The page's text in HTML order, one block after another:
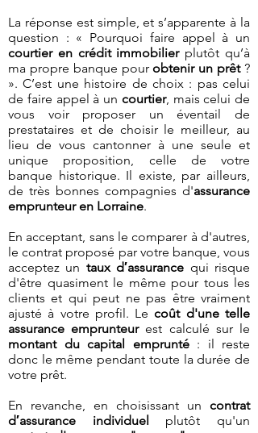
La réponse est simple, et s’apparente à la
question : « Pourquoi faire appel à un
courtier en crédit immobilierplutôt qu’à
ma propre banque pourobtenir un prêt?
». C’est une histoire de choix : pas celui
de faire appel à un courtier, mais celui de
vous voir proposer un éventail de
prestataires et de choisir le meilleur, au
lieu de vous cantonner à une seule et
unique proposition, celle de votre
banque historique. Il existe, par ailleurs,
de très bonnes compagnies d'assurance
emprunteur en Lorraine.
En acceptant, sans le comparer à d'autres,
le contrat proposé par votre banque, vous
acceptez un taux d′assurance qui risque
d'être quasiment le même pour tous les
clients et qui peut ne pas être vraiment
ajusté à votre profil. Lecoût d'une telle
assurance emprunteurest calculé sur le
montant du capital emprunté: il reste
donc le même pendant toute la durée de
votre prêt.
En revanche, en choisissant un contrat
d′assurance individuel plutôt qu'un